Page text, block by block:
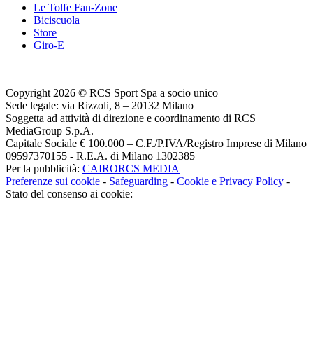
Le Tolfe Fan-Zone
Biciscuola
Store
Giro-E
Copyright 2026 © RCS Sport Spa a socio unico
Sede legale: via Rizzoli, 8 – 20132 Milano
Soggetta ad attività di direzione e coordinamento di RCS
MediaGroup S.p.A.
Capitale Sociale € 100.000 – C.F./P.IVA/Registro Imprese di Milano
09597370155 - R.E.A. di Milano 1302385
Per la pubblicità: CAIRORCS MEDIA
Preferenze sui cookie - Safeguarding - Cookie e Privacy Policy -
Stato del consenso ai cookie: